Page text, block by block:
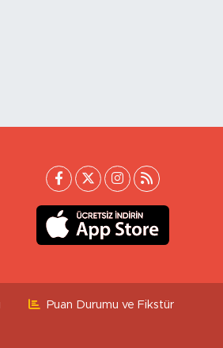
Puan Durumu ve Fikstür